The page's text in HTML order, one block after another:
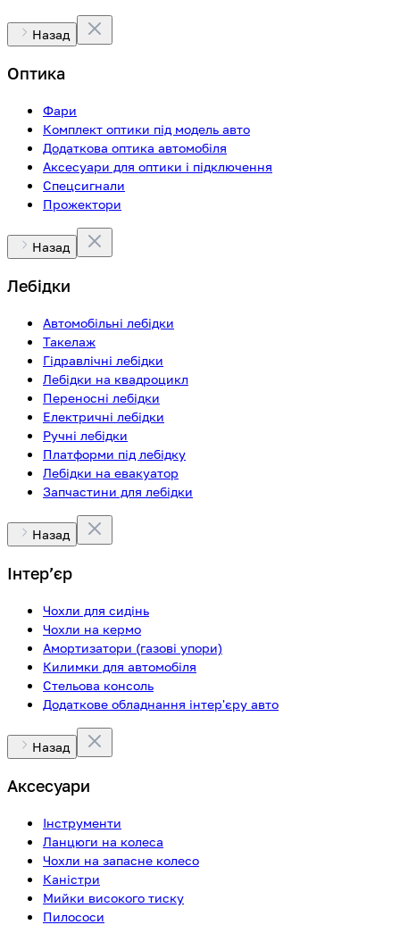
Назад
Оптика
Фари
Комплект оптики під модель авто
Додаткова оптика автомобіля
Аксесуари для оптики і підключення
Спецсигнали
Прожектори
Назад
Лебідки
Автомобільні лебідки
Такелаж
Гідравлічні лебідки
Лебідки на квадроцикл
Переносні лебідки
Електричні лебідки
Ручні лебідки
Платформи під лебідку
Лебідки на евакуатор
Запчастини для лебідки
Назад
Інтерʼєр
Чохли для сидінь
Чохли на кермо
Амортизатори (газові упори)
Килимки для автомобіля
Стельова консоль
Додаткове обладнання інтер'єру авто
Назад
Аксесуари
Інструменти
Ланцюги на колеса
Чохли на запасне колесо
Каністри
Мийки високого тиску
Пилососи